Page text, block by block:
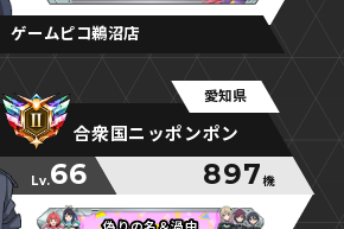
ゲームピコ鵜沼店
愛知県
合衆国ニッポンポン
Lv.66 897機